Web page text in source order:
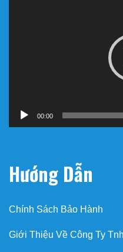
00:00
Hướng Dẫn
Chính Sách Bảo Hành
Giới Thiệu Về Công Ty